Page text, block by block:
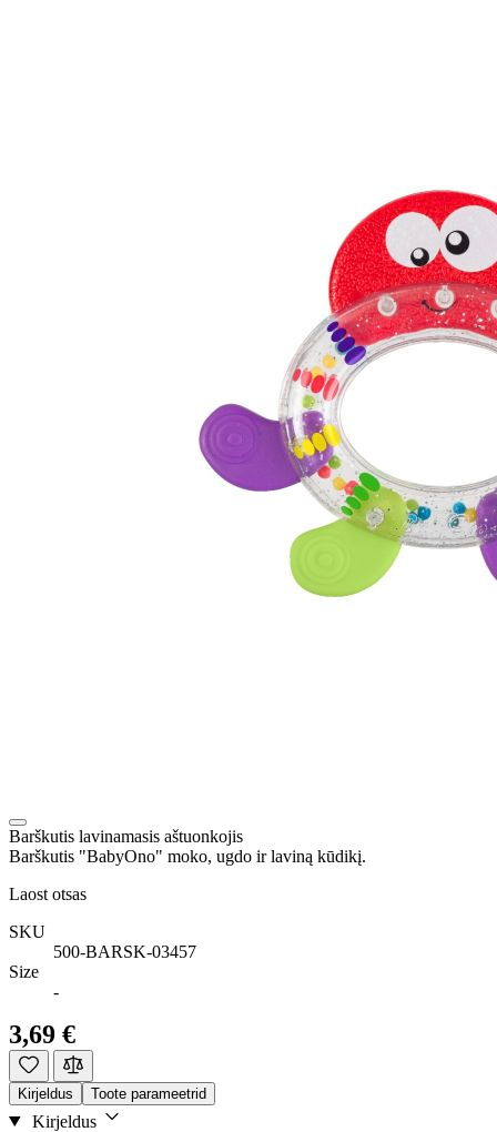
Barškutis lavinamasis aštuonkojis
Barškutis "BabyOno" moko, ugdo ir laviną kūdikį.
Laost otsas
SKU
500-BARSK-03457
Size
-
3,69 €
Kirjeldus Toote parameetrid
Kirjeldus